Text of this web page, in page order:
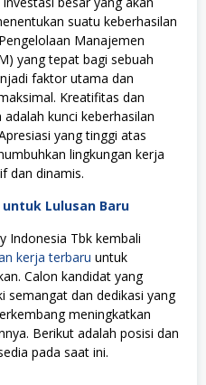
suatu keberhasilan
Manajemen
yang tepat bagi sebuah
faktor utama dan
Kreatifitas dan
kunci keberhasilan
yang tinggi atas
lingkungan kerja
dan dinamis.
Lulusan Baru
Indonesia Tbk kembali
kerja terbaru untuk
Calon kandidat yang
semangat dan dedikasi yang
meningkatkan
Berikut adalah posisi dan
pada saat ini.